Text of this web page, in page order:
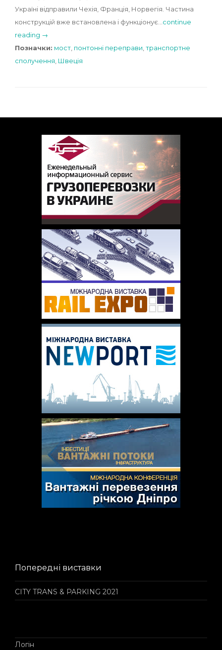
Україні відправили Чехія, Франція, Норвегія. Частина
конструкцій вже встановлена і функціонує… continue
reading →
Позначки: мост понтонні переправи транспортне
сполучення Швеція
Попередні виставки
CITY TRANS & PARKING 2021
Логін